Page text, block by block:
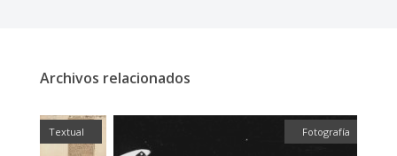
Archivos relacionados
Textual Fotografía